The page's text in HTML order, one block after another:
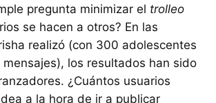
pregunta minimizar el trolleo
se hacen a otros? En las
realizó (con 300 adolescentes
los resultados han sido
¿Cuántos usuarios
a la hora de ir a publicar